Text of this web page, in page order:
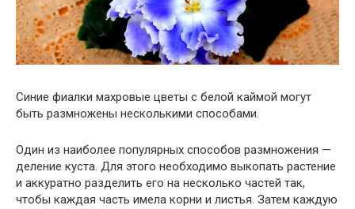
Синие фиалки махровые цветы с белой каймой могут
быть размножены несколькими способами.
Один из наиболее популярных способов размножения —
деление куста. Для этого необходимо выкопать растение
и аккуратно разделить его на несколько частей так,
чтобы каждая часть имела корни и листья. Затем каждую